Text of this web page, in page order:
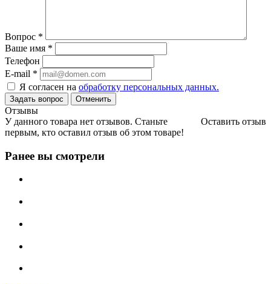
Вопрос *
Ваше имя *
Телефон
E-mail *
Я согласен на обработку персональных данных.
Отменить
Отзывы
Оставить отзыв
У данного товара нет отзывов. Станьте
первым, кто оставил отзыв об этом товаре!
Ранее вы смотрели